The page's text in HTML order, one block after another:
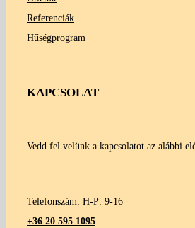
Referenciák
Hűségprogram
KAPCSOLAT
Vedd fel velünk a kapcsolatot az alábbi
Telefonszám: H-P: 9-16
+36 20 595 1095